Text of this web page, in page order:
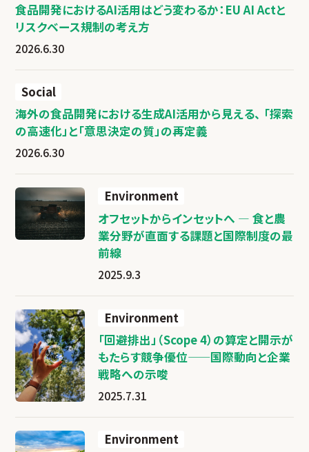
食品開発におけるAI活用はどう変わるか：EU AI Actと
リスクベース規制の考え方
2026.6.30
Social
海外の食品開発における生成AI活用から見える、 「探索
の高速化」と「意思決定の質」の再定義
2026.6.30
Environment
オフセットからインセットへ ― 食と農
業分野が直面する課題と国際制度の最
前線
2025.9.3
Environment
「回避排出」（Scope 4）の算定と開示が
もたらす競争優位——国際動向と企業
戦略への示唆
2025.7.31
Environment